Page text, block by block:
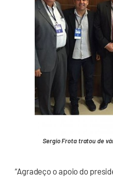
Sergio Frota tratou de
“Agradeço o apoio do